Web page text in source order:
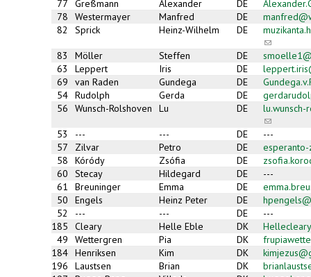
77
Greßmann Alexander DE
78
Westermayer Manfred DE
82
Sprick Heinz-Wilhelm DE
(link
sends
e-
mail)
83 Möller Steffen DE
63
Leppert Iris DE
69
van Raden Gundega DE
54 Rudolph Gerda DE
56
Wunsch-Rolshoven Lu DE
lu.wunsch-
(link
sends
e-
mail)
53 --- --- DE
---
57
Zilvar Petro DE
58
Kóródy Zsófia DE
60
Stecay Hildegard DE
---
61
Breuninger Emma DE
50
Engels Heinz Peter DE
52
--- --- DE
---
185
Cleary Helle Eble DK
49
Wettergren Pia DK
184 Henriksen Kim DK
196
Laustsen Brian DK